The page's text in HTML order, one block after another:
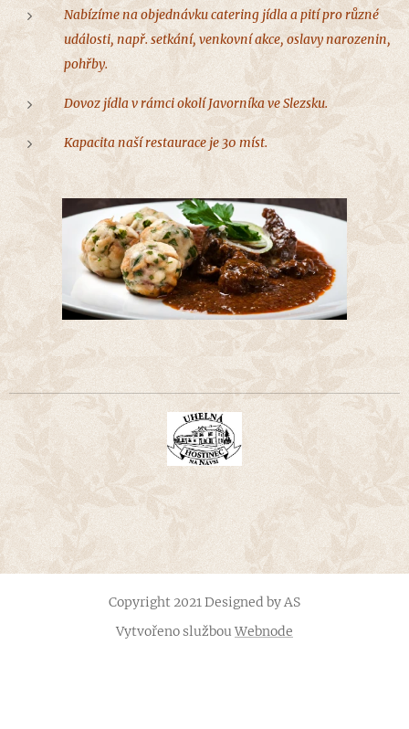
Nabízíme na objednávku catering jídla a pití pro různé
události, např. setkání, venkovní akce, oslavy narozenin,
pohřby.
Dovoz jídla v rámci okolíJavorníkave Slezsku.
Kapacita naší restaurace je 30 míst.
Copyright 2021 Designed by AS
Vytvořeno službouWebnode